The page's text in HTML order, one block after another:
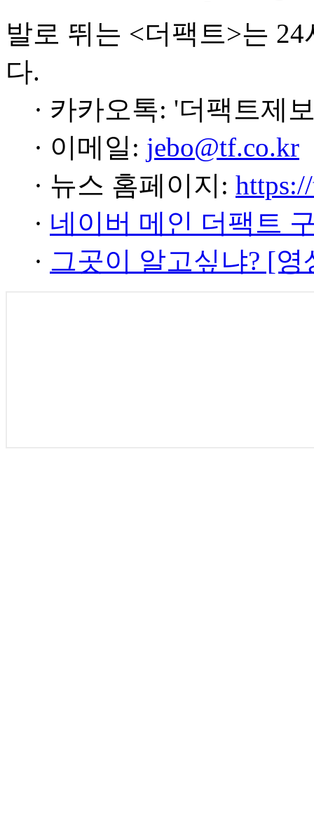
발로 뛰는 <더팩트>는
다.
· 카카오톡: '더팩트제
· 이메일: jebo@tf.co.kr
· 뉴스 홈페이지:
· 네이버 메인 더팩트
· 그곳이 알고싶냐? [